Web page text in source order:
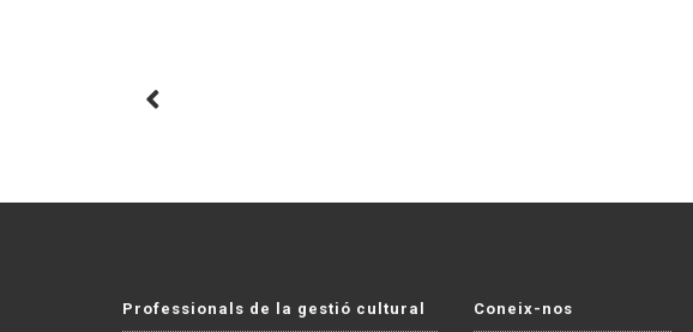
Professionals de la gestió cultural Coneix-nos